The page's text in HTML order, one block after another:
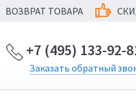
ВОЗВРАТ ТОВАРА
+7 (495) 133-92-
Заказать обратный